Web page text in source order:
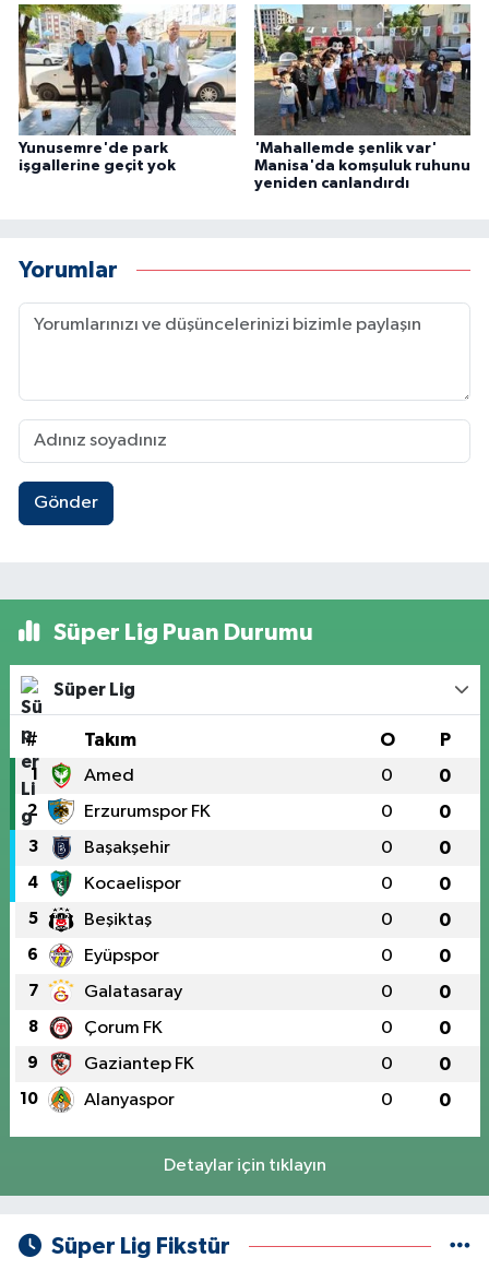
Yunusemre'de park
işgallerine geçit yok
'Mahallemde şenlik var'
Manisa'da komşuluk ruhunu
yeniden canlandırdı
Yorumlar
Gönder
Süper Lig Puan Durumu
Süper Lig
# Takım O P
1 Amed 0 0
2 Erzurumspor FK 0 0
3 Başakşehir 0 0
4 Kocaelispor 0 0
5 Beşiktaş 0 0
6 Eyüpspor 0 0
7 Galatasaray 0 0
8 Çorum FK 0 0
9 Gaziantep FK 0 0
10 Alanyaspor 0 0
Detaylar için tıklayın
Süper Lig Fikstür